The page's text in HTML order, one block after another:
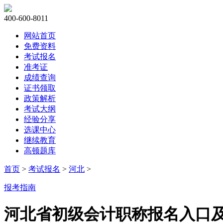
400-600-8011
网站首页
免费资料
考试报名
准考证
成绩查询
证书领取
政策解析
考试大纲
经验分享
选课中心
继续教育
高顿题库
首页 > 考试报名 > 河北 >
报考指南
河北省初级会计职称报名入口